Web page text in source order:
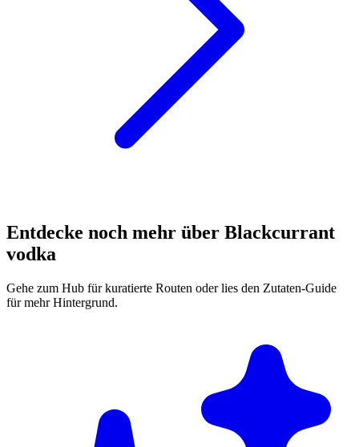
Entdecke noch mehr über Blackcurrant
vodka
Gehe zum Hub für kuratierte Routen oder lies den Zutaten-Guide
für mehr Hintergrund.